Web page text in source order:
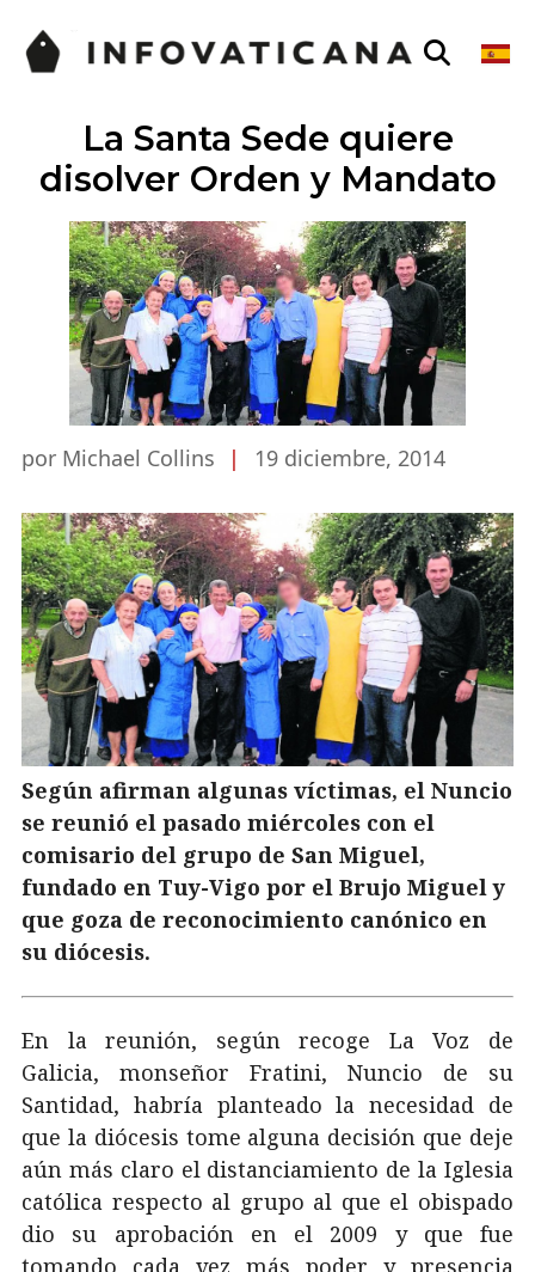
La Santa Sede quiere
disolver Orden y Mandato
por Michael Collins | 19 diciembre, 2014
Según afirman algunas víctimas, el Nuncio
se reunió el pasado miércoles con el
comisario del grupo de San Miguel,
fundado en Tuy-Vigo por el Brujo Miguel y
que goza de reconocimiento canónico en
su diócesis.
En la reunión, según recoge La Voz de
Galicia, monseñor Fratini, Nuncio de su
Santidad, habría planteado la necesidad de
que la diócesis tome alguna decisión que deje
aún más claro el distanciamiento de la Iglesia
católica respecto al grupo al que el obispado
dio su aprobación en el 2009 y que fue